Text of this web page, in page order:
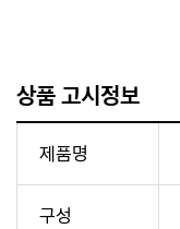
상품 고시정보
제품명
구성